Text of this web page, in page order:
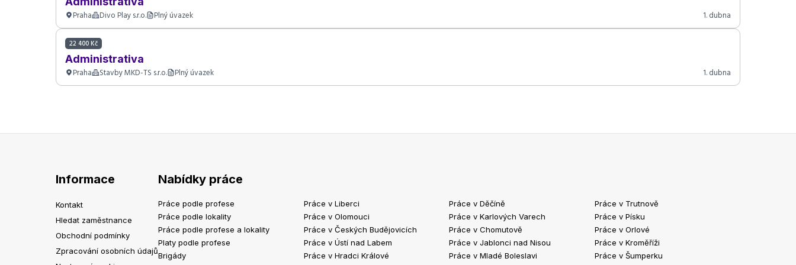
Praha Divo Play s.r.o. Plný úvazek 1. dubna
22 400 Kč
Administrativa
Praha Stavby MKD-TS s.r.o. Plný úvazek 1. dubna
Informace
Kontakt
Hledat zaměstnance
Obchodní podmínky
Zpracování osobních údajů
Nabídky práce
Práce podle profese
Práce podle lokality
Práce podle profese a lokality
Platy podle profese
Brigády
Práce v Liberci
Práce v Olomouci
Práce v Českých Budějovicích
Práce v Ústí nad Labem
Práce v Hradci Králové
Práce v Děčíně
Práce v Karlových Varech
Práce v Chomutově
Práce v Jablonci nad Nisou
Práce v Mladé Boleslavi
Práce v Trutnově
Práce v Písku
Práce v Orlové
Práce v Kroměříži
Práce v Šumperku